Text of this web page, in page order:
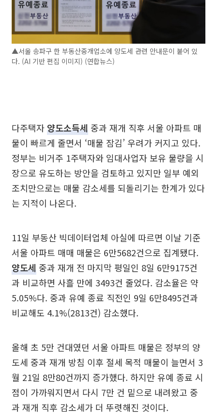
▲서울 송파구 한 부동산중개업소에 양도세 관련 안내문이 붙어 있
다. (AI 기반 편집 이미지) (연합뉴스)
다주택자양도소득세 중과 재개 직후 서울 아파트 매
물이 빠르게 줄면서 ‘매물 잠김’ 우려가 커지고 있다.
정부는 비거주 1주택자와 임대사업자 보유 물량을 시
장으로 유도하는 방안을 검토하고 있지만 일부 예외
조치만으로는 매물 감소세를 되돌리기는 한계가 있다
는 지적이 나온다.
11일 부동산 빅데이터업체 아실에 따르면 이날 기준
서울 아파트 매매 매물은 6만5682건으로 집계됐다.
양도세 중과 재개 전 마지막 평일인 8일 6만9175건
과 비교하면 사흘 만에 3493건 줄었다. 감소율은 약
5.05%다. 중과 유예 종료 직전인 9일 6만8495건과
비교해도 4.1%(2813건) 감소했다.
올해 초 5만 건대였던 서울 아파트 매물은 정부의 양
도세 중과 재개 방침 이후 절세 목적 매물이 늘면서 3
월 21일 8만80건까지 증가했다. 하지만 유예 종료 시
점이 가까워지면서 다시 7만 건 밑으로 내려왔고 중
과 재개 직후 감소세가 더 뚜렷해진 것이다.